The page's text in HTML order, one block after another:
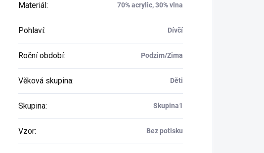
Materiál : 70% acrylic, 30% vlna
Pohlaví: Dívčí
Roční období: Podzim/Zima
Věková skupina: Děti
Skupina: Skupina1
Vzor: Bez potisku